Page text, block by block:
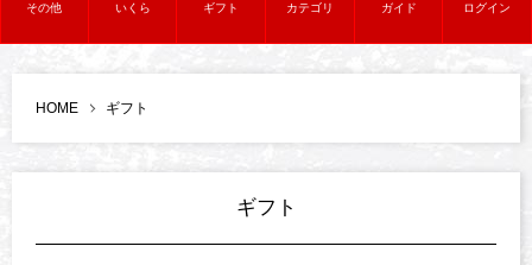
その他 いくら ギフト カテゴリ ガイド ログイン
HOME ギフト
ギフト